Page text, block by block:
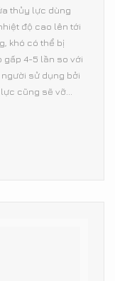
thủy lực dùng
độ cao lên tới
khó có thể bị
gấp 4-5 lần so với
sử dụng bởi
cũng sẽ vỡ...